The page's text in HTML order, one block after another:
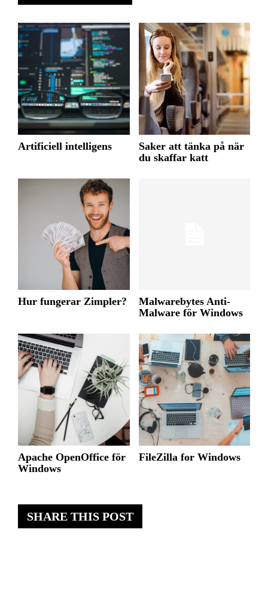
SHARE THIS POST
Artificiell intelligens
Saker att tänka på när
du skaffar katt
Hur fungerar Zimpler?
Malwarebytes Anti-
Malware för Windows
Apache OpenOffice för
Windows
FileZilla for Windows